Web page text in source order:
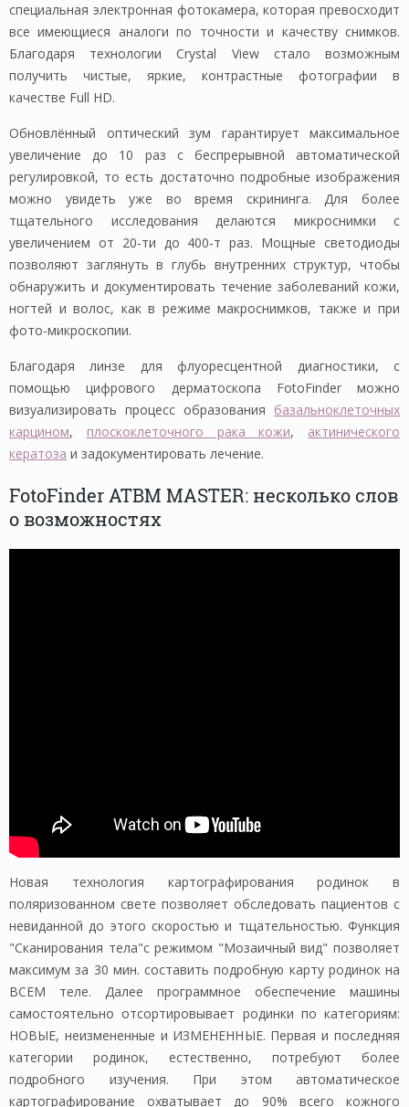
специальная электронная фотокамера, которая превосходит
все имеющиеся аналоги по точности и качеству снимков.
Благодаря технологии Crystal View стало возможным
получить чистые, яркие, контрастные фотографии в
качестве Full HD.
Обновлённый оптический зум гарантирует максимальное
увеличение до 10 раз с беспрерывной автоматической
регулировкой, то есть достаточно подробные изображения
можно увидеть уже во время скрининга. Для более
тщательного исследования делаются микроснимки с
увеличением от 20-ти до 400-т раз. Мощные светодиоды
позволяют заглянуть в глубь внутренних структур, чтобы
обнаружить и документировать течение заболеваний кожи,
ногтей и волос, как в режиме макроснимков, также и при
фото-микроскопии.
Благодаря линзе для флуоресцентной диагностики, с
помощью цифрового дерматоскопа FotoFinder можно
визуализировать процесс образования базальноклеточных
карцином, плоскоклеточного рака кожи, актинического
кератоза и задокументировать лечение.
FotoFinder ATBM MASTER: несколько слов
о возможностях
Новая технология картографирования родинок в
поляризованном свете позволяет обследовать пациентов с
невиданной до этого скоростью и тщательностью. Функция
"Сканирования тела"с режимом "Мозаичный вид" позволяет
максимум за 30 мин. составить подробную карту родинок на
ВСЕМ теле. Далее программное обеспечение машины
самостоятельно отсортировывает родинки по категориям:
НОВЫЕ, неизмененные и ИЗМЕНЕННЫЕ. Первая и последняя
категории родинок, естественно, потребуют более
подробного изучения. При этом автоматическое
картографирование охватывает до 90% всего кожного